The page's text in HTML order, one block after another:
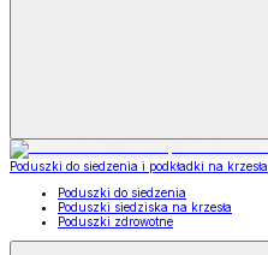
Poduszki do siedzenia i podkładki na krzesła
Poduszki do siedzenia
Poduszki siedziska na krzesła
Poduszki zdrowotne